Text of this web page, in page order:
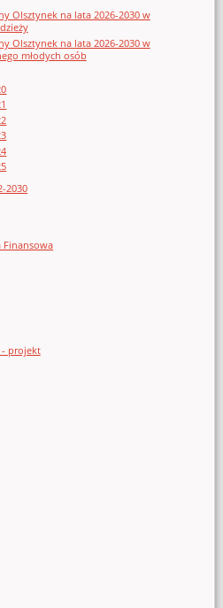
Olsztynek na lata 2026-2030 w
Olsztynek na lata 2026-2030 w
młodych osób
2030
Finansowa
- projekt